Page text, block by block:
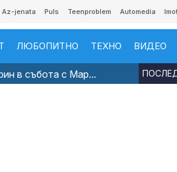
Az-jenata Puls Teenproblem Automedia
ЛЮБОПИТНО ТЕХНО ВИДЕО
в събота с Мар...